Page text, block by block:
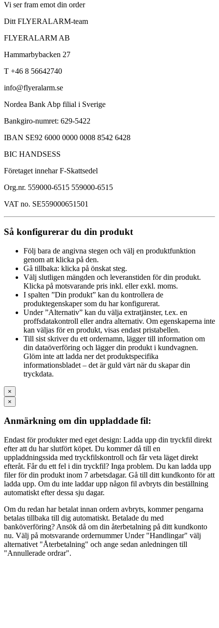
Vi ser fram emot din order
Ditt FLYERALARM-team
FLYERALARM AB
Hammarbybacken 27
T +46 8 56642740
info@flyeralarm.se
Nordea Bank Abp filial i Sverige
Bankgiro-numret: 629-5422
IBAN SE92 6000 0000 0008 8542 6428
BIC HANDSESS
Företaget innehar F-Skattsedel
Org.nr. 559000-6515 559000-6515
VAT no. SE559000651501
Så konfigurerar du din produkt
Följ bara de angivna stegen och välj en produktfunktion
genom att klicka på den.
Gå tillbaka: klicka på önskat steg.
Välj slutligen mängden och leveranstiden för din produkt.
Klicka på motsvarande pris inkl. eller exkl. moms.
I spalten ”Din produkt” kan du kontrollera de
produktegenskaper som du har konfigurerat.
Under ”Alternativ” kan du välja extratjänster, t.ex. en
proffsdatakontroll eller andra alternativ. Om egenskaperna inte
kan väljas för en produkt, visas endast pristabellen.
Till sist skriver du ett ordernamn, lägger till information om
din dataöverföring och lägger din produkt i kundvagnen.
Glöm inte att ladda ner det produktspecifika
informationsbladet – det är guld värt när du skapar din
tryckdata.
×
×
Anmärkning om din uppladdade fil:
Endast för produkter med eget design: Ladda upp din tryckfil direkt
efter att du har slutfört köpet. Du kommer då till en
uppladdningssida med tryckfilskontroll och får veta läget direkt
efteråt. Får du ett fel i din tryckfil? Inga problem. Du kan ladda upp
filer för din produkt inom 7 arbetsdagar. Gå till ditt kundkonto för att
ladda upp. Om du inte laddar upp någon fil avbryts din beställning
automatiskt efter dessa sju dagar.
Om du redan har betalat innan ordern avbryts, kommer pengarna
betalas tillbaka till dig automatiskt. Betalade du med
banköverföring? Ansök då om din återbetalning på ditt kundkonto
nu. Välj på motsvarande ordernummer Under "Handlingar" välj
alternativet "Återbetalning" och ange sedan anledningen till
"Annullerade ordrar".